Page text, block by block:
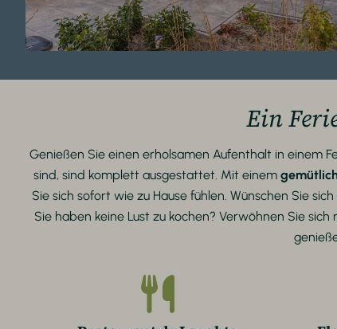
Ein
Genießen Sie einen erholsamen Aufenthalt in einem
sind, sind komplett ausgestattet. Mit einem
Sie sich sofort wie zu Hause fühlen. Wünschen Sie
Sie haben keine Lust zu kochen? Verwöhnen Sie